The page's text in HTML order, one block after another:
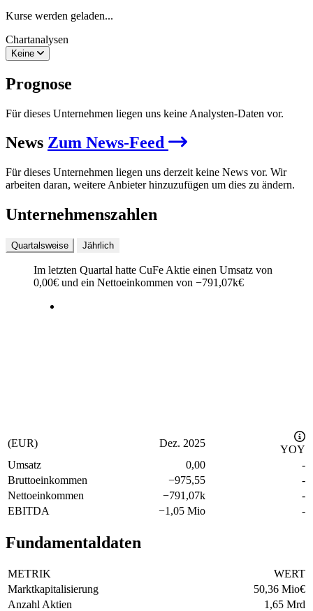
Kurse werden geladen...
Chartanalysen
Keine
Prognose
Für dieses Unternehmen liegen uns keine Analysten-Daten vor.
News Zum News-Feed
Für dieses Unternehmen liegen uns derzeit keine News vor. Wir
arbeiten daran, weitere Anbieter hinzuzufügen um dies zu ändern.
Unternehmenszahlen
Quartalsweise Jährlich
Im letzten Quartal hatte CuFe Aktie einen Umsatz von
0,00€ und ein Nettoeinkommen von −791,07k€
(EUR) Dez. 2025
YOY
Umsatz
0,00
-
Bruttoeinkommen
−975,55
-
Nettoeinkommen
−791,07k
-
EBITDA
−1,05 Mio -
Fundamentaldaten
METRIK
WERT
Marktkapitalisierung
50,36 Mio€
Anzahl Aktien
1,65 Mrd